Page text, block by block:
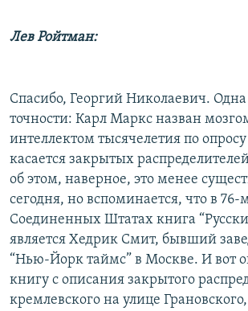
Лев Ройтман:
Спасибо, Георгий Николаевич.
точности: Карл Маркс назван
интеллектом тысячелетия по
касается закрытых
об этом, наверное, это менее
сегодня, но вспоминается, что в
Соединенных Штатах книга
является Хедрик Смит, бывший
“Нью-Йорк таймс” в Москве. И вот
книгу с описания закрытого
кремлевского на улице